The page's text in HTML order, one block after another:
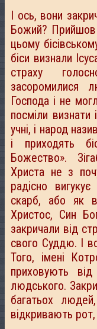
І ось, вони
Божий?
цьому
біси визнали
страху
засоромилися
Господа і не
посміли визнати
учні, і народ
і приходять
Божество».
Христа не з
радісно
скарб, або як
Христос, Син
закричали від
свого Суддю. І
Того, імені
приховують
людського.
багатьох
відкривають